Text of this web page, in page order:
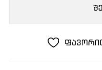
652